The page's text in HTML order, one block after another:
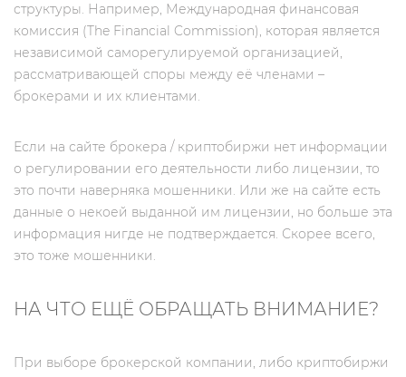
структуры. Например, Международная финансовая
комиссия (The Financial Commission), которая является
независимой саморегулируемой организацией,
рассматривающей споры между её членами –
брокерами и их клиентами.
Если на сайте брокера / криптобиржи нет информации
о регулировании его деятельности либо лицензии, то
это почти наверняка мошенники. Или же на сайте есть
данные о некоей выданной им лицензии, но больше эта
информация нигде не подтверждается. Скорее всего,
это тоже мошенники.
НА ЧТО ЕЩЁ ОБРАЩАТЬ ВНИМАНИЕ?
При выборе брокерской компании, либо криптобиржи